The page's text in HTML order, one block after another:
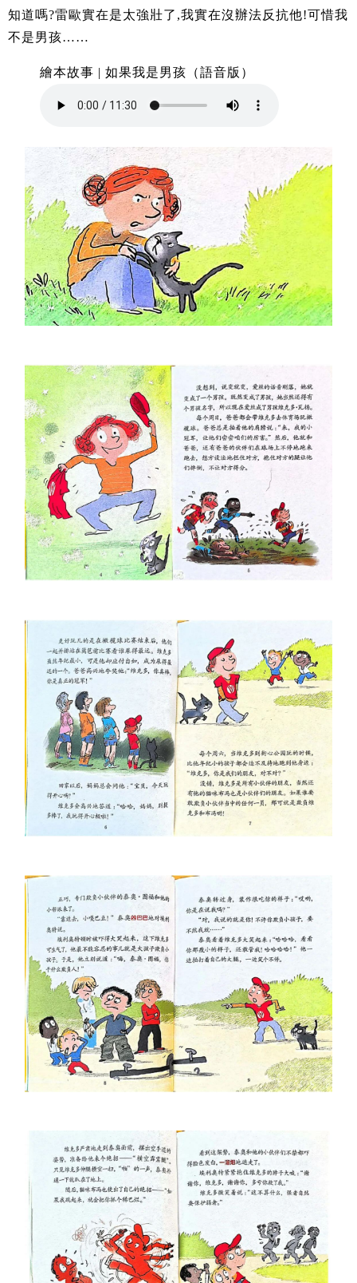
知道嗎?雷歐實在是太強壯了,我實在沒辦法反抗他!可惜我
不是男孩……
繪本故事 | 如果我是男孩（語音版）